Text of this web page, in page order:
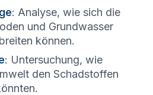
: Analyse, wie sich die
und Grundwasser
können.
: Untersuchung, wie
den Schadstoffen